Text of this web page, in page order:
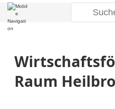
Raum